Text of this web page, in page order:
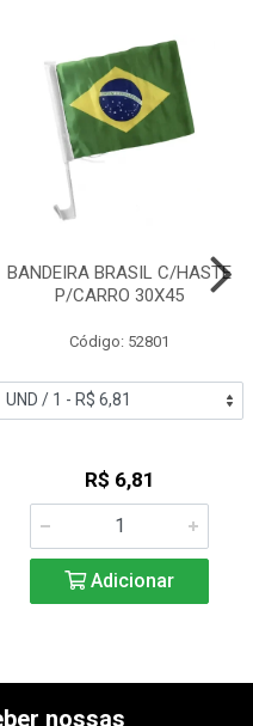
BANDEIRA BRASIL C/HASTE
P/CARRO 30X45
Código: 52801
R$ 6,81
Adicionar
nossas